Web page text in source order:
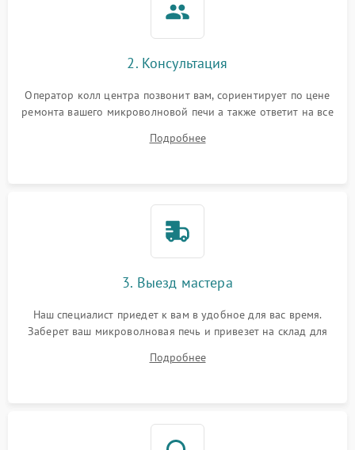
2. Консультация
Оператор колл центра позвонит вам, сориентирует по цене
ремонта вашего микроволновой печи а также ответит на все
Подробнее
3. Выезд мастера
Наш специалист приедет к вам в удобное для вас время.
Заберет ваш микроволновая печь и привезет на склад для
Подробнее